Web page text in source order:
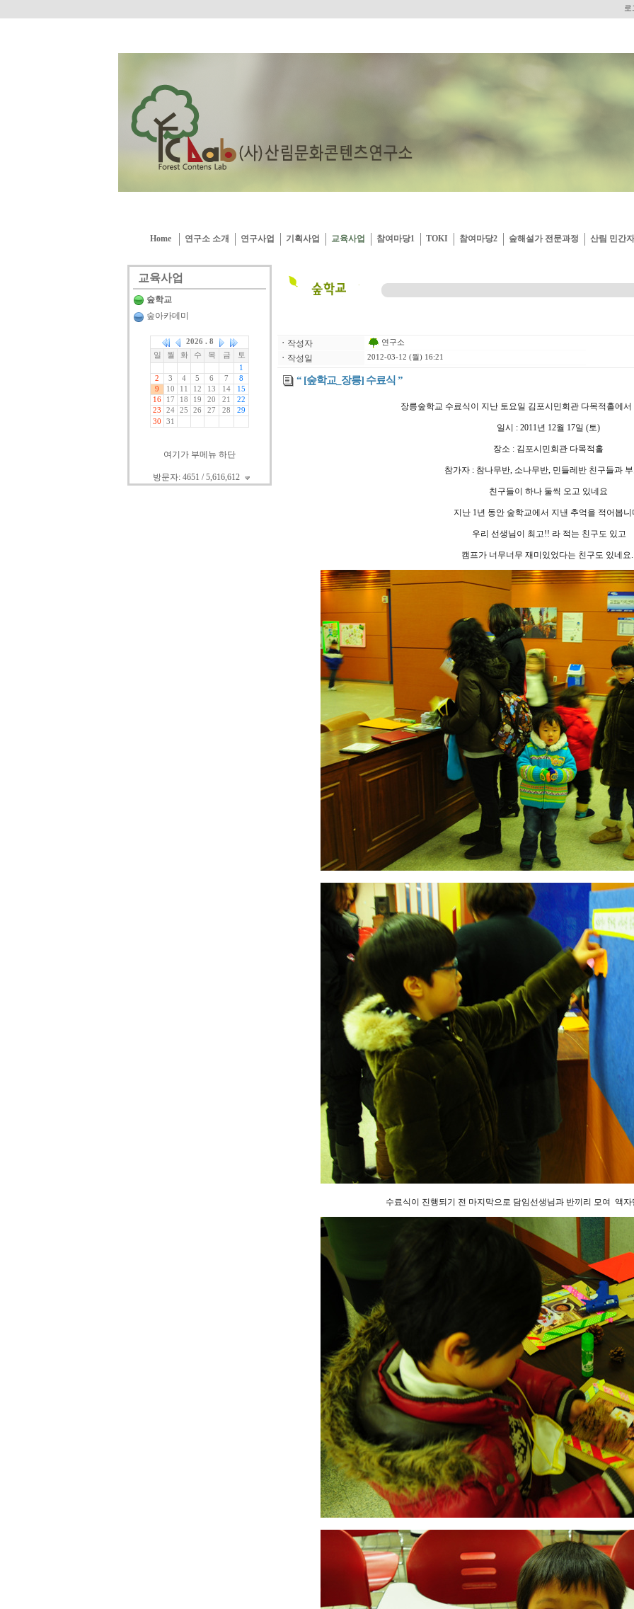
Home 연구소 소개 연구사업 기획사업 교육사업 참여마당1 TOKI 참여마당2 숲해설가 전문과정 산림 민간
교육사업
숲학교
숲아카데미
여기가 부메뉴 하단
방문자: 4651 / 5,616,612
ㆍ 작성자 연구소
ㆍ 작성일 2012-03-12 (월) 16:21
“ [숲학교_장릉] 수료식 ”
장릉숲학교 수료식이 지난 토요일 김포시민회관 다목적홀에
일시 : 2011년 12월 17일 (토)
장소 : 김포시민회관 다목적홀
참가자 : 참나무반, 소나무반, 민들레반 친구들과
친구들이 하나 둘씩 오고 있네요
지난 1년 동안 숲학교에서 지낸 추억을 적어봅니
우리 선생님이 최고!! 라 적는 친구도 있고
캠프가 너무너무 재미있었다는 친구도 있네
수료식이 진행되기 전 마지막으로 담임선생님과 반끼리 모여 액
로